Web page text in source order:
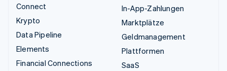
Connect
Krypto
Data Pipeline
Elements
Financial Connections
In-App-Zahlungen
Marktplätze
Geldmanagement
Plattformen
SaaS